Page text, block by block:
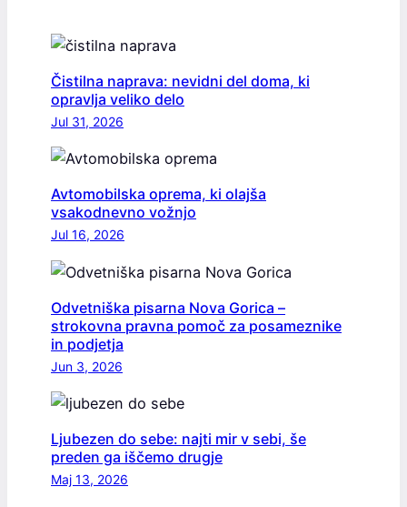
Čistilna naprava: nevidni del doma, ki
opravlja veliko delo
Jul 31, 2026
Avtomobilska oprema, ki olajša
vsakodnevno vožnjo
Jul 16, 2026
Odvetniška pisarna Nova Gorica –
strokovna pravna pomoč za posameznike
in podjetja
Jun 3, 2026
Ljubezen do sebe: najti mir v sebi, še
preden ga iščemo drugje
Maj 13, 2026